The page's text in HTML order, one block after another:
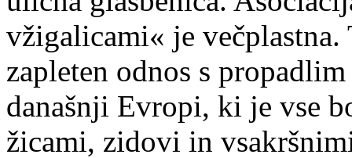
vžigalicami« je večplastna.
zapleten odnos s
današnji Evropi, ki je vse
žicami, zidovi in